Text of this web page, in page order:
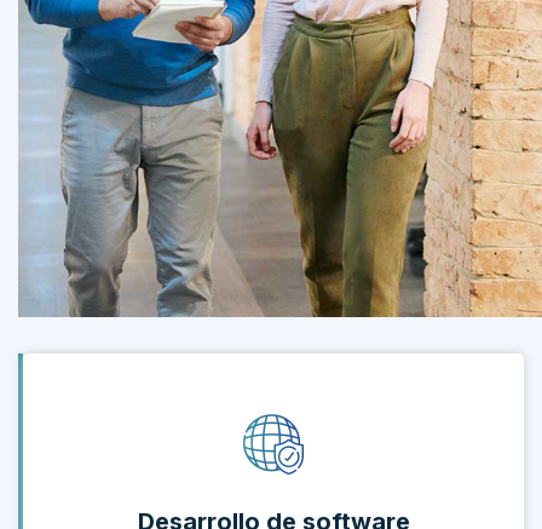
Desarrollo de software